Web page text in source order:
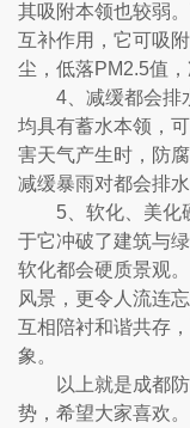
其吸附本领也较弱
互补作用，它可吸
尘，低落PM2.5值
4、减缓都会排
均具有蓄水本领，
害天气产生时，防
减缓暴雨对都会排
5、软化、美化
于它冲破了建筑与
软化都会硬质景观
风景，更令人流连
互相陪衬和谐共存
象。
以上就是成都
势，希望大家喜欢。